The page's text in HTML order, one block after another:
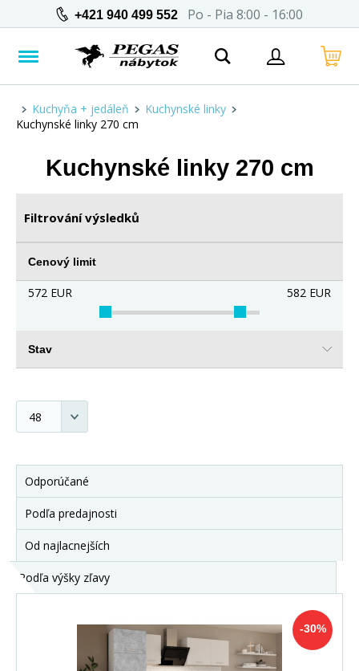
+421 940 499 552 Po - Pia 8:00 - 16:00
Kuchyňa + jedáleň
Kuchynské linky
Kuchynské linky 270 cm
Kuchynské linky 270 cm
Filtrování výsledků
Cenový limit
572 EUR 582 EUR
Stav
Odporúčané
Podľa predajnosti
Od najlacnejších
Podľa výšky zľavy
-30%